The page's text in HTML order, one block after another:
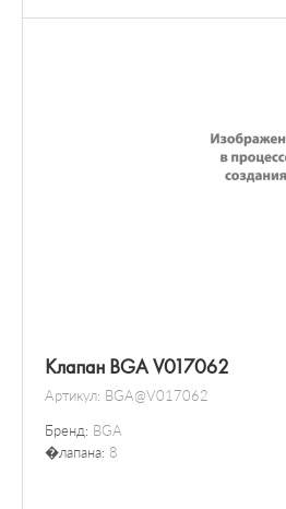
Клапан BGA V017062
Артикул: BGA@V017062
Бренд: BGA
�лапана: 8